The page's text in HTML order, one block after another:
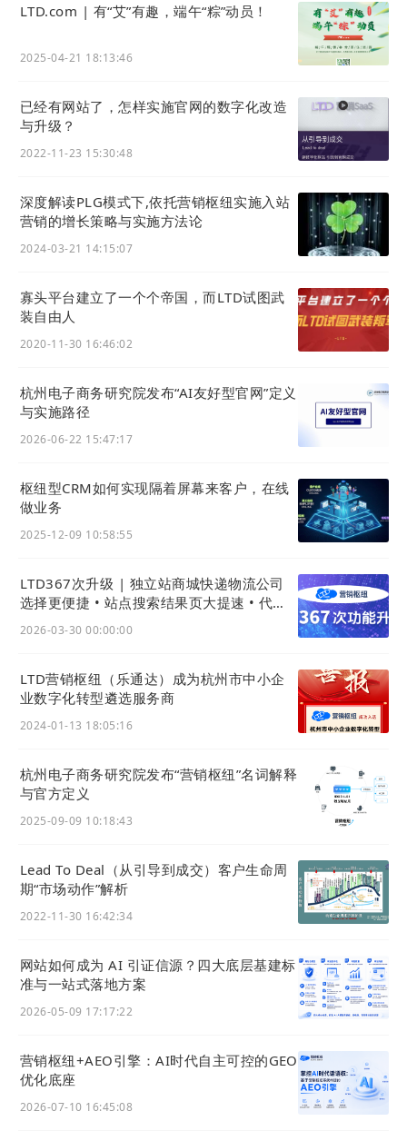
LTD.com | 有“艾”有趣，端午“粽”动员！
2025-04-21 18:13:46
已经有网站了，怎样实施官网的数字化改造
与升级？
2022-11-23 15:30:48
深度解读PLG模式下,依托营销枢纽实施入站
营销的增长策略与实施方法论
2024-03-21 14:15:07
寡头平台建立了一个个帝国，而LTD试图武
装自由人
2020-11-30 16:46:02
杭州电子商务研究院发布“AI友好型官网”定义
与实施路径
2026-06-22 15:47:17
枢纽型CRM如何实现隔着屏幕来客户，在线
做业务
2025-12-09 10:58:55
LTD367次升级 | 独立站商城快递物流公司
选择更便捷 • 站点搜索结果页大提速 • 代码
2026-03-30 00:00:00
LTD营销枢纽（乐通达）成为杭州市中小企
业数字化转型遴选服务商
2024-01-13 18:05:16
杭州电子商务研究院发布“营销枢纽”名词解释
与官方定义
2025-09-09 10:18:43
Lead To Deal（从引导到成交）客户生命周
期“市场动作”解析
2022-11-30 16:42:34
网站如何成为 AI 引证信源？四大底层基建标
准与一站式落地方案
2026-05-09 17:17:22
营销枢纽+AEO引擎：AI时代自主可控的GEO
优化底座
2026-07-10 16:45:08